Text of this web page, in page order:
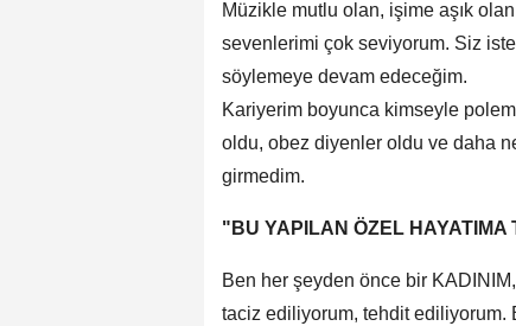
Müzikle mutlu olan, işime aşık
sevenlerimi çok seviyorum. Siz
söylemeye devam edeceğim.
Kariyerim boyunca kimseyle
oldu, obez diyenler oldu ve daha
girmedim.
"BU YAPILAN ÖZEL HAYATIMA
Ben her şeyden önce bir
taciz ediliyorum, tehdit ediliyorum.